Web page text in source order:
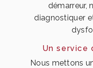
démarreur,
diagnostiquer
Un service
Nous mettons